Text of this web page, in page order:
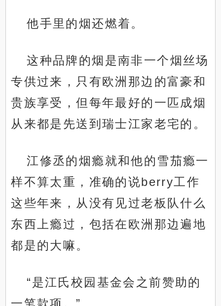
他手里的烟还燃着。
这种品牌的烟是南非一个烟丝场
专供过来，只有欧洲那边的富豪和
贵族享受，但每年最好的一匹成烟
从来都是先送到瑞士江家老宅的。
江修丞的烟瘾就和他的雪茄瘾一
样不算太重，准确的说berry工作
这些年来，从没有见过老板队什么
东西上瘾过，包括在欧洲那边遍地
都是的大嘛。
“是江氏校园基金会之前赞助的
一笔款项。”